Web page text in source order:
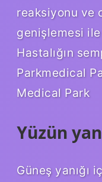
reaksiyonu ve
genişlemesi
Hastalığın
Parkmedical
Medical Park
Yüzün
Güneş yanığı